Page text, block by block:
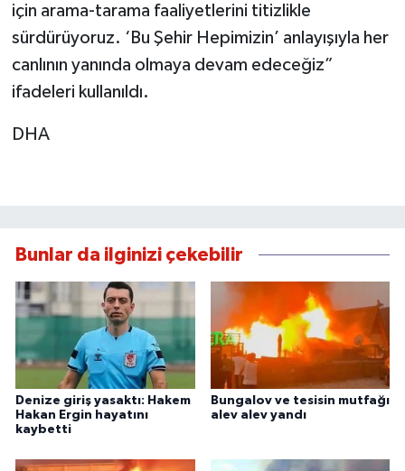
için arama-tarama faaliyetlerini titizlikle
sürdürüyoruz. ‘Bu Şehir Hepimizin’ anlayışıyla her
canlının yanında olmaya devam edeceğiz”
ifadeleri kullanıldı.
DHA
Bunlar da ilginizi çekebilir
Denize giriş yasaktı: Hakem
Hakan Ergin hayatını
kaybetti
Bungalov ve tesisin mutfağı
alev alev yandı